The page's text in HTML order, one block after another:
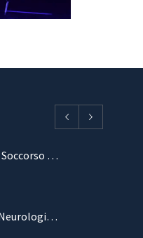
Posizione aperta per Medico di Pronto Soccorso e Terapia Intensiva
Corso di formazione sulle Emergenze Neurologiche: mielopatie acute